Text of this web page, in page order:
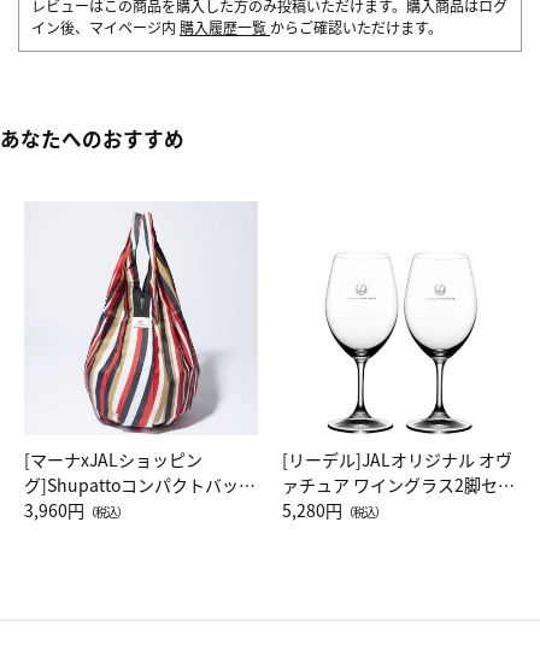
レビューはこの商品を購入した方のみ投稿いただけます。購入商品はログ
イン後、マイページ内 購入履歴一覧 からご確認いただけます。
あなたへのおすすめ
[マーナxJALショッピン
グ]Shupattoコンパクトバッグ
Drop JAL客室乗務員（LC）ス
3,960円 （税込）
[リーデル]JALオリジナル オヴ
ァチュア ワイングラス2脚セッ
ト（レッドワイン）
5,280円 （税込）